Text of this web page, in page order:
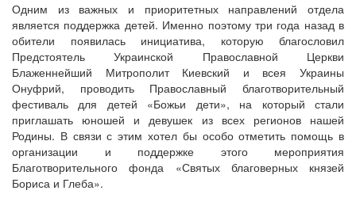
Одним из важных и приоритетных направлений отдела
является поддержка детей. Именно поэтому три года назад в
обители появилась инициатива, которую благословил
Предстоятель Украинской Православной Церкви
Блаженнейший Митрополит Киевский и всея Украины
Онуфрий, проводить Православный благотворительный
фестиваль для детей «Божьи дети», на который стали
приглашать юношей и девушек из всех регионов нашей
Родины. В связи с этим хотел бы особо отметить помощь в
организации и поддержке этого мероприятия
Благотворительного фонда «Святых благоверных князей
Бориса и Глеба».